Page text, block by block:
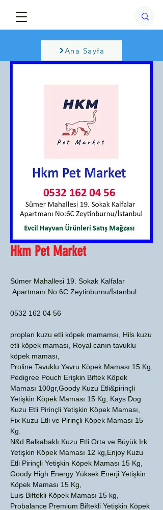
Ana Sayfa
Hkm Pet Market
Sümer Mahallesi 19. Sokak Kalfalar
Apartmanı No:6C Zeytinburnu/İstanbul
0532 162 04 56
proplan kuzu etli köpek mamamsı, Hils kuzu
etli köpek maması, Royal canın tavuklu
köpek maması,
Proline Tavuklu Yavru Köpek Maması 15 Kg,
Pedigree Pouch Erişkin Biftek Köpek
Maması 100gr,Goody Kuzu Etli&pirinçli
Yetişkin Köpek Maması 15 Kg, Kays Dog
Kuzu Etli Pirinçli Yetişkin Köpek Maması,
Fix Kuzu Etli ve Pirinçli Köpek Maması 15
Kg.
N&d Balkabaklı Kuzu Etli Orta ve Büyük Irk
Yetişkin Köpek Maması 12 kg,Enjoy Kuzu
Etli Pirinçli Yetişkin Köpek Maması 15 Kg,
Goody High Energy Yüksek Enerji Yetişkin
Köpek Maması 15 Kg,
Luis Biftekli Köpek Maması 15 kg,
Probalance Premium Biftekli Yetişkin Köpek